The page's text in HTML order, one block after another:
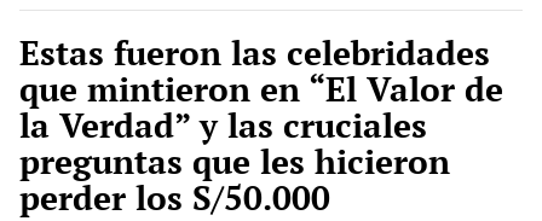
Estas fueron las celebridades
que mintieron en “El Valor de
la Verdad” y las cruciales
preguntas que les hicieron
perder los S/50.000